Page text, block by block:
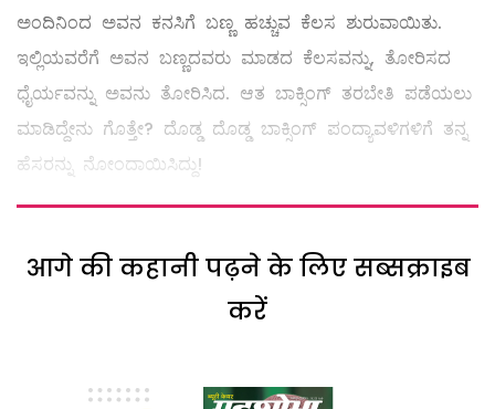
ಅಂದಿನಿಂದ ಅವನ ಕನಸಿಗೆ ಬಣ್ಣ ಹಚ್ಚುವ ಕೆಲಸ ಶುರುವಾಯಿತು.
ಇಲ್ಲಿಯವರೆಗೆ ಅವನ ಬಣ್ಣದವರು ಮಾಡದ ಕೆಲಸವನ್ನು, ತೋರಿಸದ
ಧೈರ್ಯವನ್ನು ಅವನು ತೋರಿಸಿದ. ಆತ ಬಾಕ್ಸಿಂಗ್ ತರಬೇತಿ ಪಡೆಯಲು
ಮಾಡಿದ್ದೇನು ಗೊತ್ತೇ? ದೊಡ್ಡ ದೊಡ್ಡ ಬಾಕ್ಸಿಂಗ್ ಪಂದ್ಯಾವಳಿಗಳಿಗೆ ತನ್ನ
ಹೆಸರನ್ನು ನೋಂದಾಯಿಸಿದ್ದು!
आगे की कहानी पढ़ने के लिए सब्सक्राइब
करें